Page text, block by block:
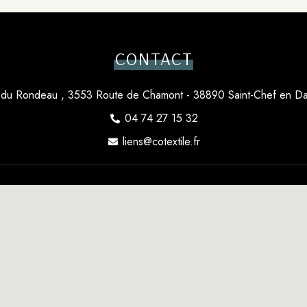
CONTACT
Rondeau , 3553 Route de Chamont - 38890 Saint-Chef en
04 74 27 15 32
liens@cotextile.fr